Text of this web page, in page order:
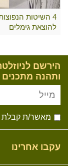
4 השיטות
להוצאת גימלים
הירשם
ותהנה מתכנים
מאשר/ת קבלת
עקבו אחרינו